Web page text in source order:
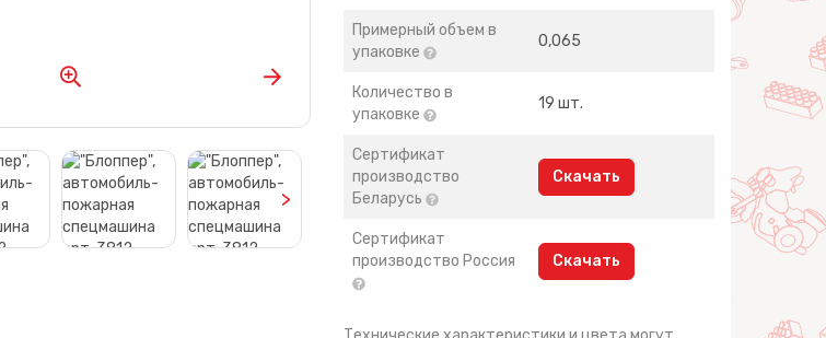
>
Примерный объем в
упаковке
0,065
Количество в
упаковке
19 шт.
Сертификат
производство
Беларусь
Скачать
Сертификат
производство Россия
Скачать